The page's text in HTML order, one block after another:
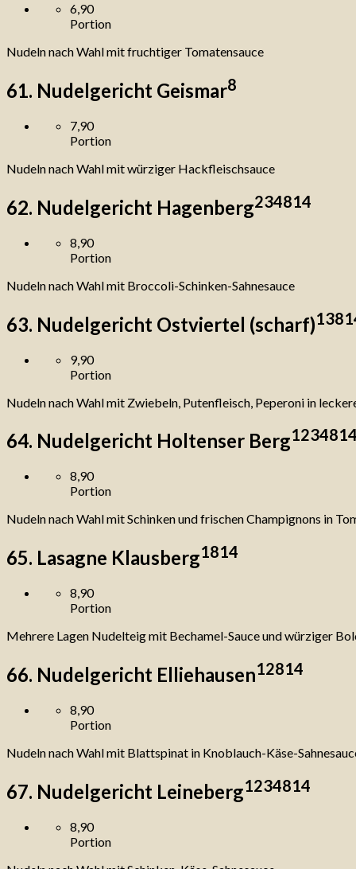
6,90
Portion
Nudeln nach Wahl mit fruchtiger Tomatensauce
61. Nudelgericht Geismar8
7,90
Portion
Nudeln nach Wahl mit würziger Hackfleischsauce
62. Nudelgericht Hagenberg234814
8,90
Portion
Nudeln nach Wahl mit Broccoli-Schinken-Sahnesauce
63. Nudelgericht Ostviertel (scharf)138
9,90
Portion
Nudeln nach Wahl mit Zwiebeln, Putenfleisch, Peperoni in
64. Nudelgericht Holtenser Berg12348
8,90
Portion
Nudeln nach Wahl mit Schinken und frischen Champignons in
65. Lasagne Klausberg1814
8,90
Portion
Mehrere Lagen Nudelteig mit Bechamel-Sauce und würziger
66. Nudelgericht Elliehausen12814
8,90
Portion
Nudeln nach Wahl mit Blattspinat in Knoblauch-Käse-
67. Nudelgericht Leineberg1234814
8,90
Portion